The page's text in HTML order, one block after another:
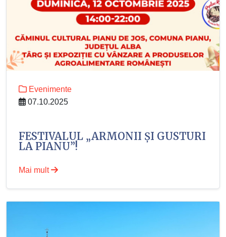
Evenimente
07.10.2025
FESTIVALUL „ARMONII ȘI GUSTURI
LA PIANU”!
Mai mult